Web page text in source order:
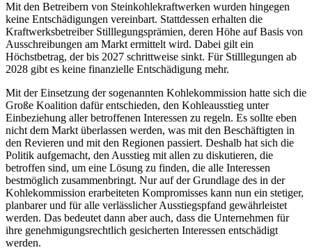
Mit den Betreibern von Steinkohlekraftwerken wurden hingegen
keine Entschädigungen vereinbart. Stattdessen erhalten die
Kraftwerksbetreiber Stilllegungsprämien, deren Höhe auf Basis von
Ausschreibungen am Markt ermittelt wird. Dabei gilt ein
Höchstbetrag, der bis 2027 schrittweise sinkt. Für Stilllegungen ab
2028 gibt es keine finanzielle Entschädigung mehr.
Mit der Einsetzung der sogenannten Kohlekommission hatte sich die
Große Koalition dafür entschieden, den Kohleausstieg unter
Einbeziehung aller betroffenen Interessen zu regeln. Es sollte eben
nicht dem Markt überlassen werden, was mit den Beschäftigten in
den Revieren und mit den Regionen passiert. Deshalb hat sich die
Politik aufgemacht, den Ausstieg mit allen zu diskutieren, die
betroffen sind, um eine Lösung zu finden, die alle Interessen
bestmöglich zusammenbringt. Nur auf der Grundlage des in der
Kohlekommission erarbeiteten Kompromisses kann nun ein stetiger,
planbarer und für alle verlässlicher Ausstiegspfand gewährleistet
werden. Das bedeutet dann aber auch, dass die Unternehmen für
ihre genehmigungsrechtlich gesicherten Interessen entschädigt
werden.